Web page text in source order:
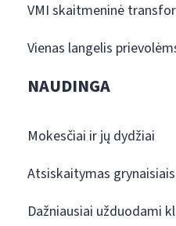
VMI skaitmeninė
Vienas langelis
NAUDINGA
Mokesčiai ir jų dydžiai
Atsiskaitymas
Dažniausiai užduodami